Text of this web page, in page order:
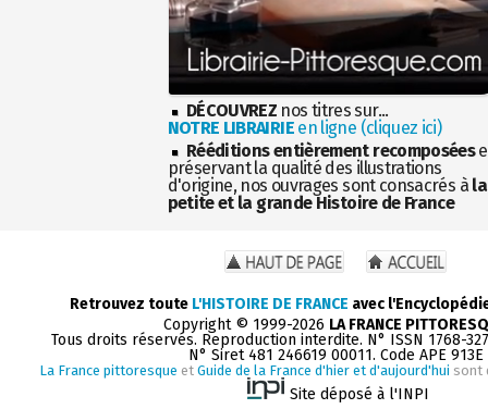
DÉCOUVREZ nos titres sur...
NOTRE LIBRAIRIEen ligne (cliquez ici)
Rééditions entièrement recomposées
préservant la qualité des illustrations
d'origine, nos ouvrages sont consacrés à la
petite et la grande Histoire de France
Retrouvez toute L'HISTOIRE DE FRANCE avec
Copyright © 1999-2026 LA FRANCE
Tous droits réservés. Reproduction interdite. N° ISSN 1768-
N° Siret 481 246619 00011. Code APE 913E
La France pittoresque et Guide de la France d'hier et d'aujourd'hui sont
Site déposé à l'INPI